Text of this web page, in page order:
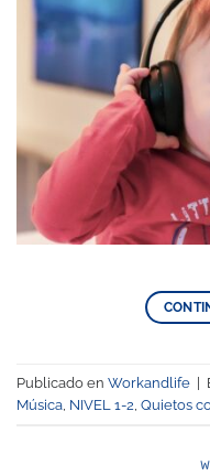
Publicado en Workandlife |
Música NIVEL 1-2 Quietos